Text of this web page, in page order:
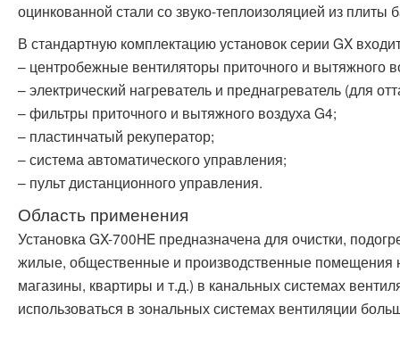
оцинкованной стали со звуко-теплоизоляцией из плиты
В стандартную комплектацию установок серии GX
– центробежные вентиляторы приточного и вытяжного
– электрический нагреватель и преднагреватель (для
– фильтры приточного и вытяжного воздуха G4;
– пластинчатый рекуператор;
– система автоматического управления;
– пульт дистанционного управления.
Область применения
Установка GX-700HE предназначена для очистки,
жилые, общественные и производственные
магазины, квартиры и т.д.) в канальных системах
использоваться в зональных системах вентиляции